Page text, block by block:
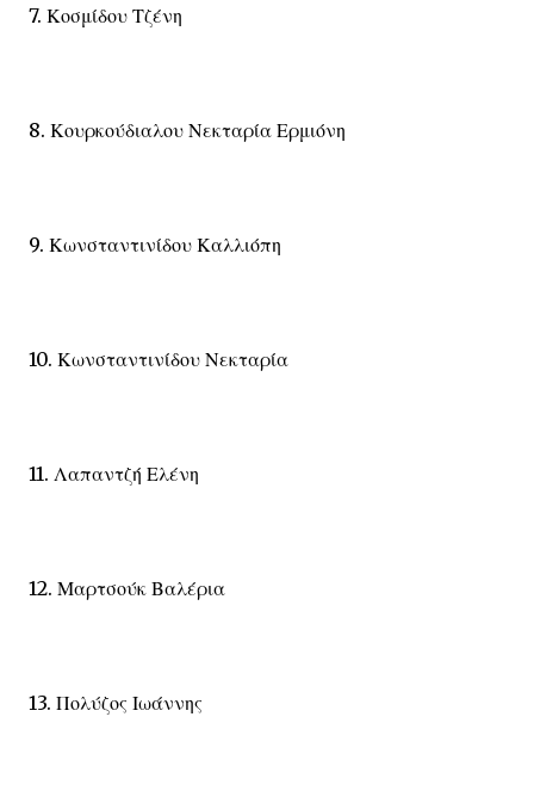
7. Κοσμίδου Τζένη
8. Κουρκούδιαλου Νεκταρία Ερμιόνη
9. Κωνσταντινίδου Καλλιόπη
10. Κωνσταντινίδου Νεκταρία
11. Λαπαντζή Ελένη
12. Μαρτσούκ Βαλέρια
13. Πολύζος Ιωάννης